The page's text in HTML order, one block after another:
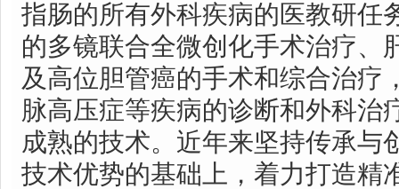
指肠的所有外科疾病的医教研任
的多镜联合全微创化手术治疗、
及高位胆管癌的手术和综合治疗
脉高压症等疾病的诊断和外科治
成熟的技术。近年来坚持传承与
技术优势的基础上，着力打造精